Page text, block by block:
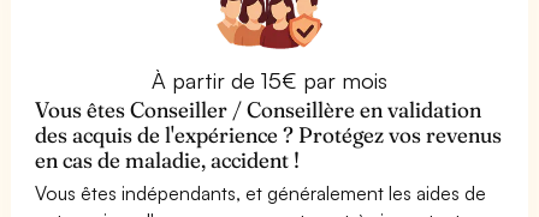
À partir de 15€ par mois
Vous êtes Conseiller / Conseillère en validation
des acquis de l'expérience ? Protégez vos revenus
en cas de maladie, accident !
Vous êtes indépendants, et généralement les aides de